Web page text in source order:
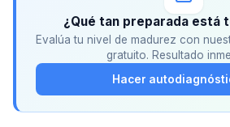
¿Qué tan preparada está
Evalúa tu nivel de madurez con
gratuito. Resultado
Hacer